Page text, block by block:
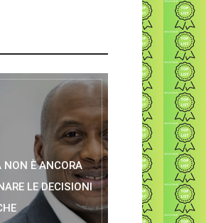
NON È ANCORA
LE DECISIONI